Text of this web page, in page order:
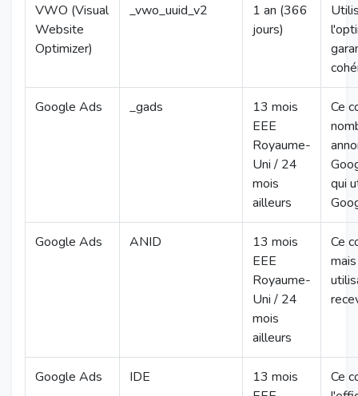
VWO (Visual
Website
Optimizer)
_vwo_uuid_v2
1 an (366
jours)
Google Ads _gads
13 mois
EEE
Royaume-
Uni / 24
mois
ailleurs
Ce
qui
Google Ads ANID
13 mois
EEE
Royaume-
Uni / 24
mois
ailleurs
Ce
Google Ads IDE
13 mois
Ce